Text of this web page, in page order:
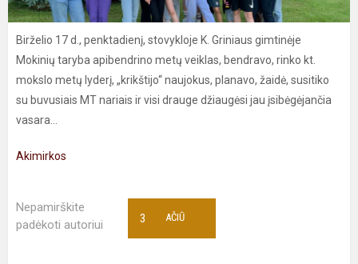
Birželio 17 d., penktadienį, stovykloje K. Griniaus gimtinėje
Mokinių taryba apibendrino metų veiklas, bendravo, rinko kt.
mokslo metų lyderį, „krikštijo“ naujokus, planavo, žaidė, susitiko
su buvusiais MT nariais ir visi drauge džiaugėsi jau įsibėgėjančia
vasara...
Akimirkos
Nepamirškite
padėkoti autoriui
AČIŪ
3